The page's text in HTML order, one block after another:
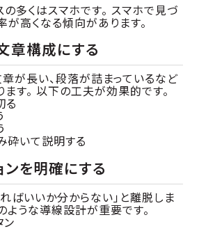
多くはスマホです。 スマホで見づ
が高くなる傾向があります。
章構成にする
が長い、段落が詰まっているなど
す。 以下の工夫が効果的です。
る
砕いて説明する
を明確にする
ばいいか分からない」と離脱しま
ような導線設計が重要です。
ン